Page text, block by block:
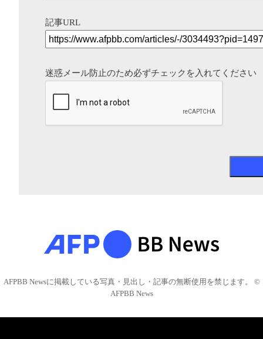
記事URL
迷惑メール防止のため必ずチェックを入れてください
AFPBB Newsに掲載している写真・見出し・記事の無断使用を禁じます。 ©
AFPBB News